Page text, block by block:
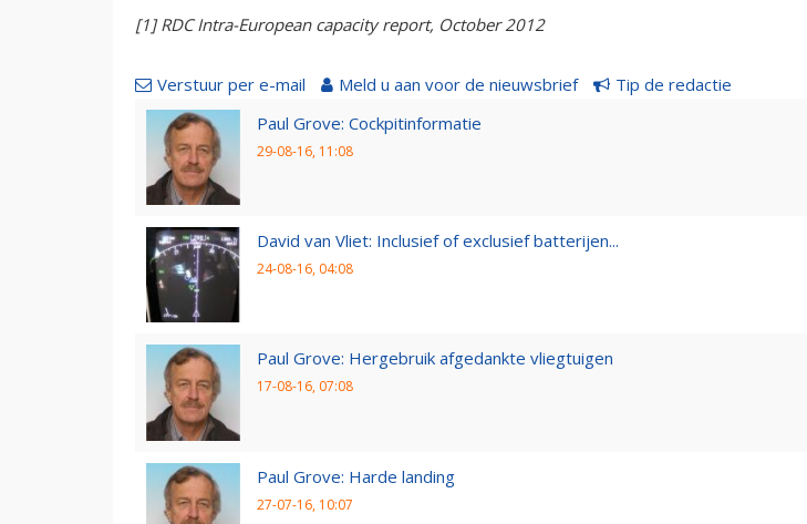
[1] RDC Intra-European capacity report, October 2012
Verstuur per e-mail Meld u aan voor de nieuwsbrief
Tip de redactie
Paul Grove: Cockpitinformatie
29-08-16, 11:08
David van Vliet: Inclusief of exclusief batterijen...
24-08-16, 04:08
Paul Grove: Hergebruik afgedankte vliegtuigen
17-08-16, 07:08
Paul Grove: Harde landing
27-07-16, 10:07